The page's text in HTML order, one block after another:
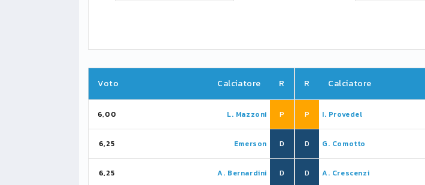
Voto Calciatore R
6,00 L. Mazzoni P
6,25 Emerson D
6,25 A. Bernardini D
R Calciatore
P I. Provedel
D G. Comotto
D A. Crescenzi